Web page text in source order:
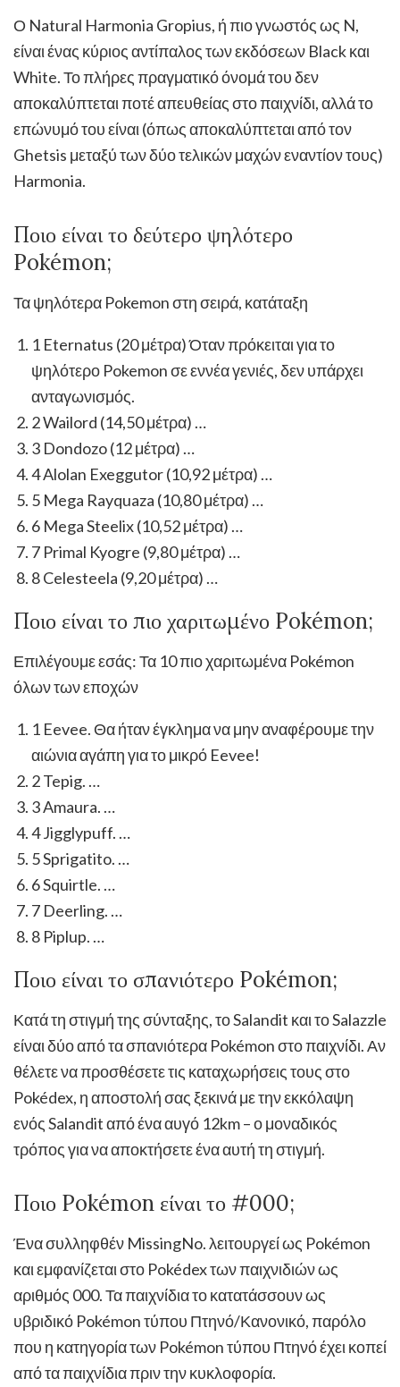
Ο Natural Harmonia Gropius, ή πιο γνωστός ως N,
είναι ένας κύριος αντίπαλος των εκδόσεων Black και
White. Το πλήρες πραγματικό όνομά του δεν
αποκαλύπτεται ποτέ απευθείας στο παιχνίδι, αλλά το
επώνυμό του είναι (όπως αποκαλύπτεται από τον
Ghetsis μεταξύ των δύο τελικών μαχών εναντίον τους)
Harmonia.
Ποιο είναι το δεύτερο ψηλότερο
Pokémon;
Τα ψηλότερα Pokemon στη σειρά, κατάταξη
1 Eternatus (20 μέτρα) Όταν πρόκειται για το
ψηλότερο Pokemon σε εννέα γενιές, δεν υπάρχει
ανταγωνισμός.
2 Wailord (14,50 μέτρα) …
3 Dondozo (12 μέτρα) …
4 Alolan Exeggutor (10,92 μέτρα) …
5 Mega Rayquaza (10,80 μέτρα) …
6 Mega Steelix (10,52 μέτρα) …
7 Primal Kyogre (9,80 μέτρα) …
8 Celesteela (9,20 μέτρα) …
Ποιο είναι το πιο χαριτωμένο Pokémon;
Επιλέγουμε εσάς: Τα 10 πιο χαριτωμένα Pokémon
όλων των εποχών
1 Eevee. Θα ήταν έγκλημα να μην αναφέρουμε την
αιώνια αγάπη για το μικρό Eevee!
2 Tepig. …
3 Amaura. …
4 Jigglypuff. …
5 Sprigatito. …
6 Squirtle. …
7 Deerling. …
8 Piplup. …
Ποιο είναι το σπανιότερο Pokémon;
Κατά τη στιγμή της σύνταξης, το Salandit και το Salazzle
είναι δύο από τα σπανιότερα Pokémon στο παιχνίδι. Αν
θέλετε να προσθέσετε τις καταχωρήσεις τους στο
Pokédex, η αποστολή σας ξεκινά με την εκκόλαψη
ενός Salandit από ένα αυγό 12km – ο μοναδικός
τρόπος για να αποκτήσετε ένα αυτή τη στιγμή.
Ποιο Pokémon είναι το #000;
Ένα συλληφθέν MissingNo. λειτουργεί ως Pokémon
και εμφανίζεται στο Pokédex των παιχνιδιών ως
αριθμός 000. Τα παιχνίδια το κατατάσσουν ως
υβριδικό Pokémon τύπου Πτηνό/Κανονικό, παρόλο
που η κατηγορία των Pokémon τύπου Πτηνό έχει κοπεί
από τα παιχνίδια πριν την κυκλοφορία.